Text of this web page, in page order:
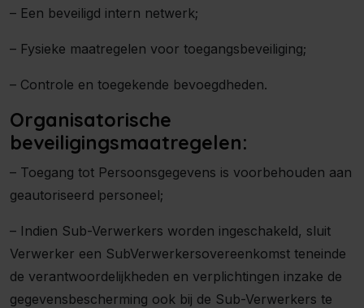
– Een beveiligd intern netwerk;
– Fysieke maatregelen voor toegangsbeveiliging;
– Controle en toegekende bevoegdheden.
Organisatorische
beveiligingsmaatregelen:
– Toegang tot Persoonsgegevens is voorbehouden aan
geautoriseerd personeel;
– Indien Sub-Verwerkers worden ingeschakeld, sluit
Verwerker een SubVerwerkersovereenkomst teneinde
de verantwoordelijkheden en verplichtingen inzake de
gegevensbescherming ook bij de Sub-Verwerkers te